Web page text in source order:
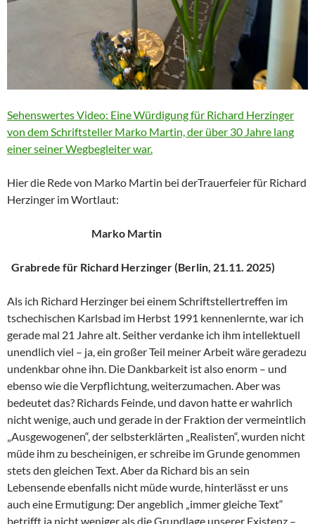
Sehenswertes Video: Eine Würdigung für Richard Herzinger
von dem Schriftsteller Marko Martin, der über 30 Jahre lang
einer seiner Wegbegleiter war.
Hier die Rede von Marko Martin bei derTrauerfeier für Richard
Herzinger im Wortlaut:
Marko Martin
Grabrede für Richard Herzinger (Berlin, 21.11. 2025)
Als ich Richard Herzinger bei einem Schriftstellertreffen im
tschechischen Karlsbad im Herbst 1991 kennenlernte, war ich
gerade mal 21 Jahre alt. Seither verdanke ich ihm intellektuell
unendlich viel – ja, ein großer Teil meiner Arbeit wäre geradezu
undenkbar ohne ihn. Die Dankbarkeit ist also enorm – und
ebenso wie die Verpflichtung, weiterzumachen. Aber was
bedeutet das? Richards Feinde, und davon hatte er wahrlich
nicht wenige, auch und gerade in der Fraktion der vermeintlich
„Ausgewogenen“, der selbsterklärten „Realisten“, wurden nicht
müde ihm zu bescheinigen, er schreibe im Grunde genommen
stets den gleichen Text. Aber da Richard bis an sein
Lebensende ebenfalls nicht müde wurde, hinterlässt er uns
auch eine Ermutigung: Der angeblich „immer gleiche Text“
betrifft ja nicht weniger als die Grundlage unserer Existenz –